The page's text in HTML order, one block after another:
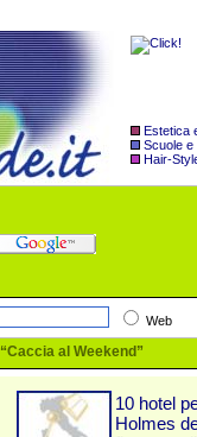
Estetica
Scuole e
Hair-
Web
“Caccia al Weekend”
10 hotel
Holmes